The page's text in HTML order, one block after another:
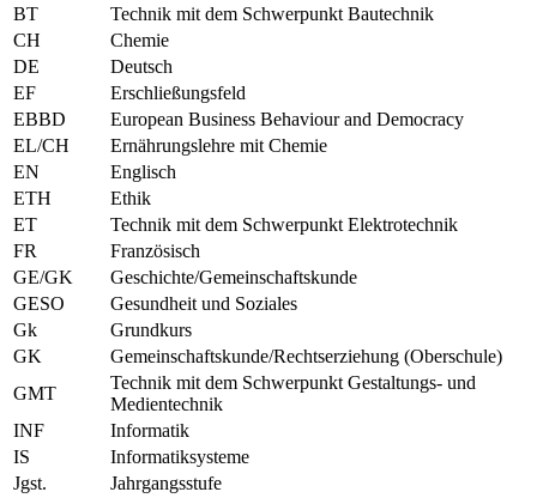
BT
Technik mit dem Schwerpunkt Bautechnik
CH
Chemie
DE
Deutsch
EF
Erschließungsfeld
EBBD
European Business Behaviour and Democracy
EL/CH
Ernährungslehre mit Chemie
EN
Englisch
ETH
Ethik
ET
Technik mit dem Schwerpunkt Elektrotechnik
FR
Französisch
GE/GK
Geschichte/Gemeinschaftskunde
GESO
Gesundheit und Soziales
Gk
Grundkurs
GK
Gemeinschaftskunde/Rechtserziehung (Oberschule)
GMT
Technik mit dem Schwerpunkt Gestaltungs- und
Medientechnik
INF
Informatik
IS
Informatiksysteme
Jgst.
Jahrgangsstufe